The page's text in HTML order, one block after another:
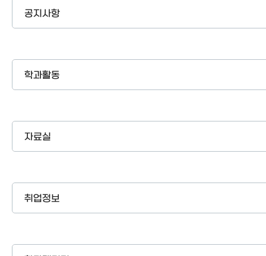
공지사항
학과활동
자료실
취업정보